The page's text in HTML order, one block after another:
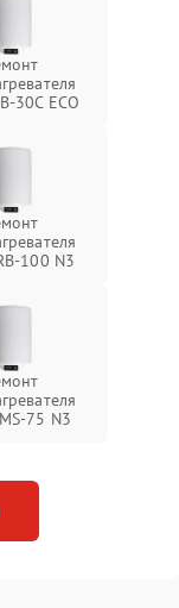
30C ECO
100 N3
75 N3